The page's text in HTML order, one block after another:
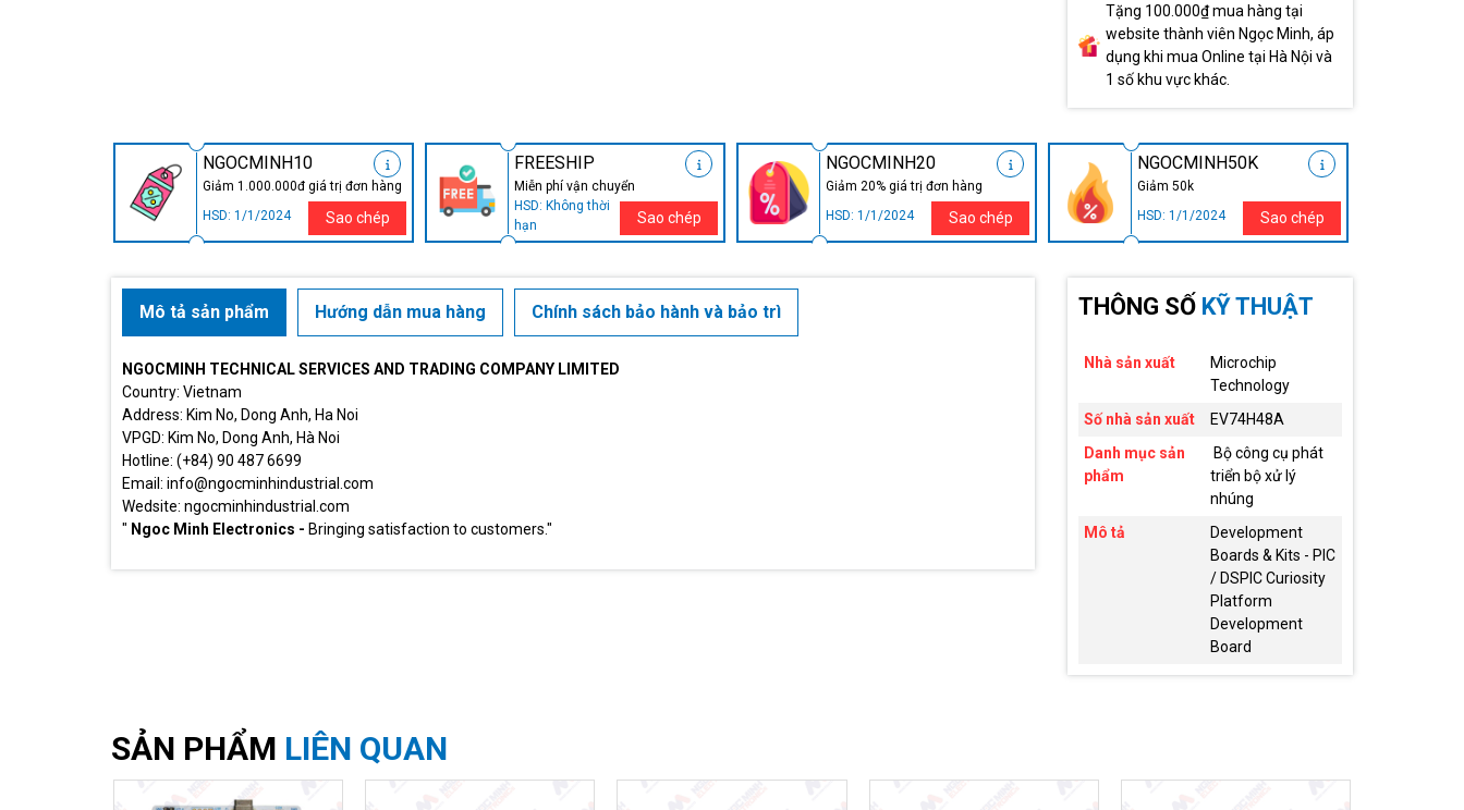
Tặng 100.000₫ mua hàng tại
website thành viên Ngọc Minh, áp
dụng khi mua Online tại Hà Nội và
1 số khu vực khác.
NGOCMINH10
Giảm 1.000.000đ giá trị đơn hàng
HSD: 1/1/2024
Sao chép
FREESHIP
Miễn phí vận chuyển
HSD: Không thời
hạn
Sao chép
NGOCMINH20
Giảm 20% giá trị đơn hàng
HSD: 1/1/2024
Sao chép
NGOCMINH50K
Giảm 50k
HSD: 1/1/2024
Sao chép
Mô tả sản phẩm Hướng dẫn mua hàng Chính sách bảo hành và bảo trì
NGOCMINH TECHNICAL SERVICES AND TRADING COMPANY LIMITED
Country: Vietnam
Address: Kim No, Dong Anh, Ha Noi
VPGD: Kim No, Dong Anh, Hà Noi
Hotline: (+84) 90 487 6699
Email: info@ngocminhindustrial.com
Wedsite: ngocminhindustrial.com
" Ngoc Minh Electronics - Bringing satisfaction to customers."
THÔNG SỐ KỸ THUẬT
Nhà sản xuất
Microchip
Technology
Số nhà sản xuất
EV74H48A
Danh mục sản
phẩm
Bộ công cụ phát
triển bộ xử lý
nhúng
Mô tả
Development
Boards & Kits - PIC
/ DSPIC Curiosity
Platform
Development
Board
SẢN PHẨM LIÊN QUAN